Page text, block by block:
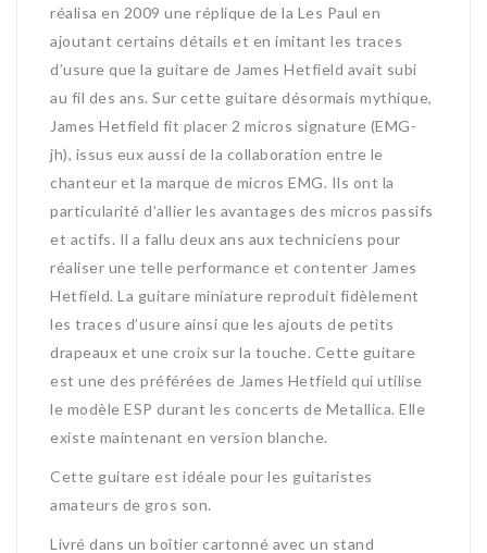
réalisa en 2009 une réplique de la Les Paul en
ajoutant certains détails et en imitant les traces
d’usure que la guitare de James Hetfield avait subi
au fil des ans. Sur cette guitare désormais mythique,
James Hetfield fit placer 2 micros signature (EMG-
jh), issus eux aussi de la collaboration entre le
chanteur et la marque de micros EMG. Ils ont la
particularité d’allier les avantages des micros passifs
et actifs. Il a fallu deux ans aux techniciens pour
réaliser une telle performance et contenter James
Hetfield. La guitare miniature reproduit fidèlement
les traces d’usure ainsi que les ajouts de petits
drapeaux et une croix sur la touche. Cette guitare
est une des préférées de James Hetfield qui utilise
le modèle ESP durant les concerts de Metallica. Elle
existe maintenant en version blanche.
Cette guitare est idéale pour les guitaristes
amateurs de gros son.
Livré dans un boîtier cartonné avec un stand